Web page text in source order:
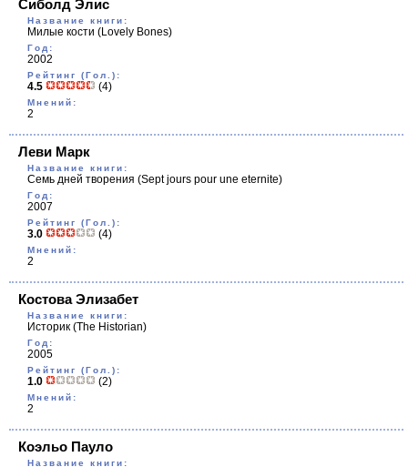
Сиболд Элис
Название книги:
Милые кости (Lovely Bones)
Год:
2002
Рейтинг (Гол.):
4.5 (4)
Мнений:
2
Леви Марк
Название книги:
Семь дней творения (Sept jours pour une eternite)
Год:
2007
Рейтинг (Гол.):
3.0 (4)
Мнений:
2
Костова Элизабет
Название книги:
Историк (The Historian)
Год:
2005
Рейтинг (Гол.):
1.0 (2)
Мнений:
2
Коэльо Пауло
Название книги: